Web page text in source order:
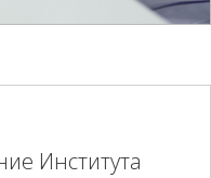
Института